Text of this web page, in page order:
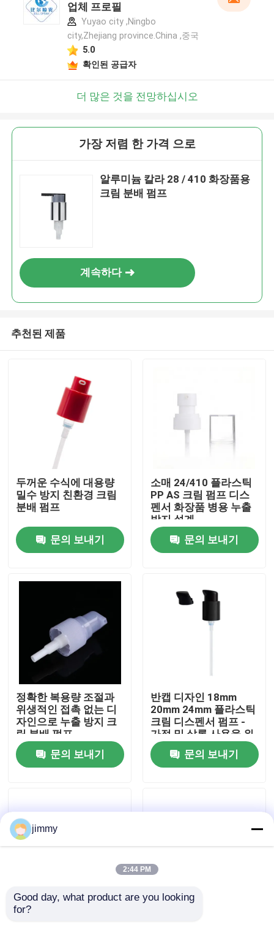
우리에 대하여
공장 여행
연락주세요
경우
업체 프로필
Yuyao city ,Ningbo
city,Zhejiang province.China ,중국
5.0
확인된 공급자
더 많은 것을 전망하십시오
가장 저렴 한 가격 으로
알루미늄 칼라 28 / 410 화장품용
크림 분배 펌프
계속하다
추천된 제품
두꺼운 수식에 대용량
밀수 방지 친환경 크림
분배 펌프
문의 보내기
소매 24/410 플라스틱
PP AS 크림 펌프 디스
펜서 화장품 병용 누출
방지 설계
문의 보내기
정확한 복용량 조절과
위생적인 접촉 없는 디
자인으로 누출 방지 크
림 분배 펌프
문의 보내기
반캡 디자인 18mm
20mm 24mm 플라스틱
크림 디스펜서 펌프 -
가정 및 살롱 사용을 위
한 누수 방지 화장품 펌
프
문의 보내기
누출 방지 내구성 사용
jimmy
2:44 PM
Good day, what product are you looking
for?